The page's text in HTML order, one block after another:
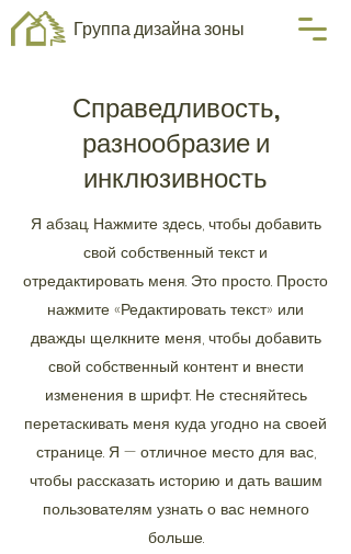
Группа дизайна зоны
Справедливость,
разнообразие и
инклюзивность
Я абзац. Нажмите здесь, чтобы добавить
свой собственный текст и
отредактировать меня. Это просто. Просто
нажмите «Редактировать текст» или
дважды щелкните меня, чтобы добавить
свой собственный контент и внести
изменения в шрифт. Не стесняйтесь
перетаскивать меня куда угодно на своей
странице. Я — отличное место для вас,
чтобы рассказать историю и дать вашим
пользователям узнать о вас немного
больше.